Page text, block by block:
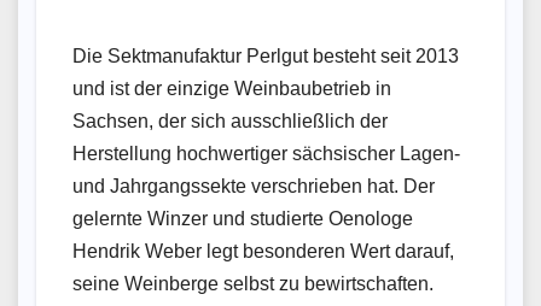
Die Sektmanufaktur Perlgut besteht seit 2013
und ist der einzige Weinbaubetrieb in
Sachsen, der sich ausschließlich der
Herstellung hochwertiger sächsischer Lagen-
und Jahrgangssekte verschrieben hat. Der
gelernte Winzer und studierte Oenologe
Hendrik Weber legt besonderen Wert darauf,
seine Weinberge selbst zu bewirtschaften.